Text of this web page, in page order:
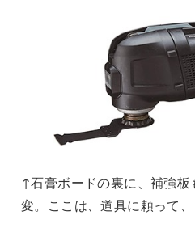
↑石膏ボードの裏に、補強
変。ここは、道具に頼って、